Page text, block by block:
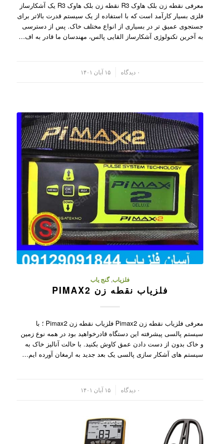
معرفی نقطه زن بلک هاوک R3 نقطه زن بلک هاوک R3 یک آشکارساز
فلزی بسیار کارآمد است که با استفاده از یک سیستم قدرت بالاتر برای
جستجوی عمیق تر در بسیاری از انواع مختلف خاک. پس از دسترسی
به آخرین تکنولوژی آشکارساز القایی پالس، مهندسان ما قادر به اف…
۰ دیدگاه ۱۵ آبان ۱۴۰۱
فلزیاب,گنج یاب
فلزیاب نقطه زن PIMAX2
معرفی فلزیاب نقطه زن Pimax2 فلزیاب نقطه زن Pimax2 ؛ با
سیستم پالسی پیشرفته این دستگاه قادرخواهید بود در همه نوع زمین
و خاک بدون از دست دادن عمق کاوش بکنید. با حالت آنالیز خاک به
سیستم های آشکار سازی پالسی یک بعد جدید به ارمغان آورده ایم…
۰ دیدگاه ۱۵ آبان ۱۴۰۱